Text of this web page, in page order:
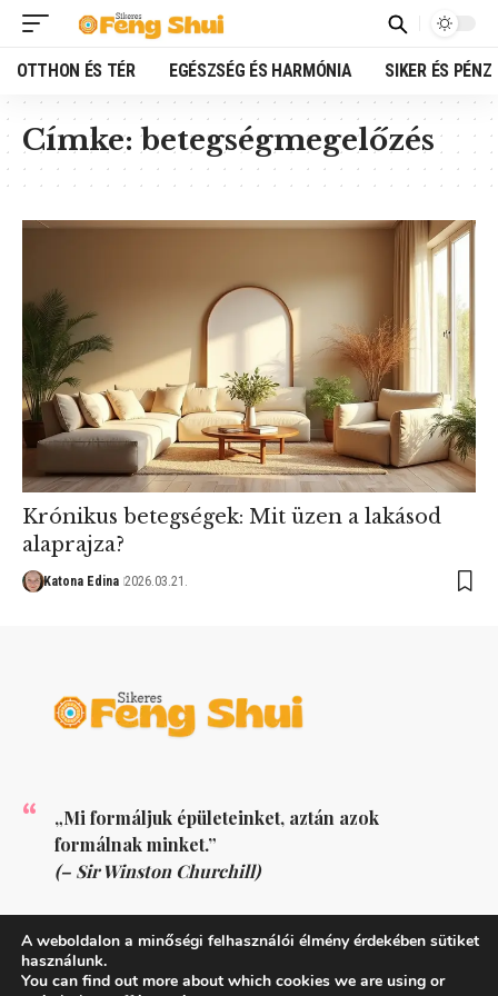
OTTHON ÉS TÉR EGÉSZSÉG ÉS HARMÓNIA SIKER ÉS PÉNZ
Címke:betegségmegelőzés
Krónikus betegségek: Mit üzen a lakásod
alaprajza?
Katona Edina 2026.03.21.
„Mi formáljuk épületeinket, aztán azok
formálnak minket.”
(– Sir Winston Churchill)
A weboldalon a minőségi felhasználói élmény érdekében sütiket
használunk.
You can find out more about which cookies we are using or